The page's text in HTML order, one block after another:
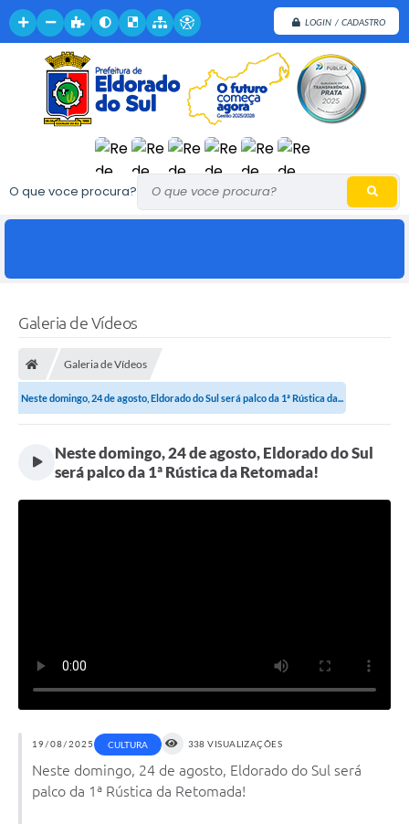
LOGIN / CADASTRO
O que voce procura?
Galeria de Vídeos
Galeria de Vídeos
Neste domingo, 24 de agosto, Eldorado do Sul será palco da 1ª Rústica da...
Neste domingo, 24 de agosto, Eldorado do Sul
será palco da 1ª Rústica da Retomada!
19/08/2025 CULTURA 338 VISUALIZAÇÕES
Neste domingo, 24 de agosto, Eldorado do Sul será
palco da 1ª Rústica da Retomada!